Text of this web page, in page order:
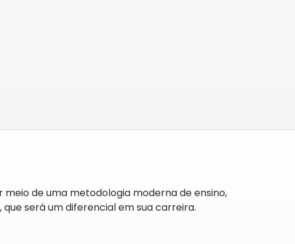
de uma metodologia moderna de ensino,
será um diferencial em sua carreira.